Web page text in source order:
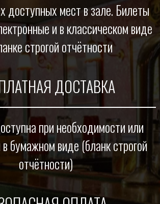
доступных мест в зале. Билеты
и в классическом виде
строгой отчётности
ДОСТАВКА
при необходимости или
бумажном виде (бланк строгой
отчётности)